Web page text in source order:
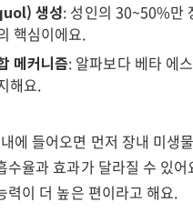
생성: 성인의 30~50%만
핵심이에요.
메커니즘: 알파보다 베타 에
해요.
에 들어오면 먼저 장내 미생
수율과 효과가 달라질 수 있
력이 더 높은 편이라고 해요.